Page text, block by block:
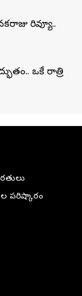
రివ్యూ..
ఒకే రాత్రి
పరిష్కారం